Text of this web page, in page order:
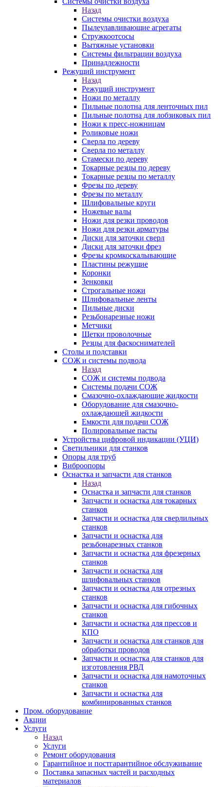
Назад
Системы очистки воздуха
Пылеулавливающие агрегаты
Стружкоотсосы
Вытяжные установки
Системы фильтрации воздуха
Принадлежности
Режущий инструмент
Назад
Режущий инструмент
Ножи по металлу
Пильные полотна для ленточных пил
Пильные полотна для лобзиковых пил
Ножи к пресс-ножницам
Роликовые ножи
Сверла по дереву
Сверла по металлу
Стамески по дереву
Токарные резцы по дереву
Токарные резцы по металлу
Фрезы по дереву
Фрезы по металлу
Шлифовальные круги
Ножевые валы
Ножи для резки проводов
Ножи для резки арматуры
Диски для заточки сверл
Диски для заточки фрез
Фрезы кромкоскалывающие
Пластины режущие
Коронки
Зенковки
Строгальные ножи
Шлифовальные ленты
Пильные диски
Резьбонарезные ножи
Метчики
Щетки проволочные
Резцы для фаскоснимателей
Столы и подставки
СОЖ и системы подвода
Назад
СОЖ и системы подвода
Системы подачи СОЖ
Смазочно-охлаждающие жидкости
Оборудование для смазочно-
охлаждающей жидкости
Емкости для подачи СОЖ
Полировальные пасты
Устройства цифровой индикации (УЦИ)
Светильники для станков
Опоры для труб
Виброопоры
Оснастка и запчасти для станков
Назад
Оснастка и запчасти для станков
Запчасти и оснастка для токарных
станков
Запчасти и оснастка для сверлильных
станков
Запчасти и оснастка для
резьбонарезных станков
Запчасти и оснастка для фрезерных
станков
Запчасти и оснастка для
шлифовальных станков
Запчасти и оснастка для отрезных
станков
Запчасти и оснастка для гибочных
станков
Запчасти и оснастка для прессов и
КПО
Запчасти и оснастка для станков для
обработки проводов
Запчасти и оснастка для станков для
изготовления РВД
Запчасти и оснастка для намоточных
станков
Запчасти и оснастка для
комбинированных станков
Пром. оборудование
Акции
Услуги
Назад
Услуги
Ремонт оборудования
Гарантийное и постгарантийное обслуживание
Поставка запасных частей и расходных
материалов